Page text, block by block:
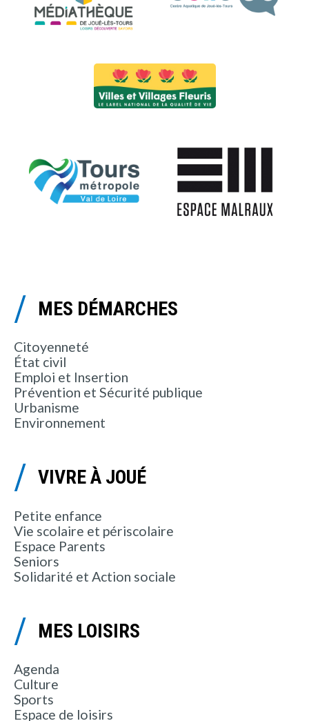
MES DÉMARCHES
Citoyenneté
État civil
Emploi et Insertion
Prévention et Sécurité publique
Urbanisme
Environnement
VIVRE À JOUÉ
Petite enfance
Vie scolaire et périscolaire
Espace Parents
Seniors
Solidarité et Action sociale
MES LOISIRS
Agenda
Culture
Sports
Espace de loisirs